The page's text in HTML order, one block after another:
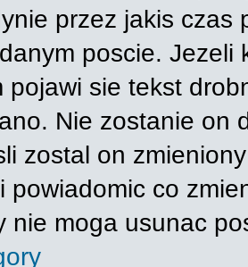
przez jakis czas
poscie. Jezeli
pojawi sie tekst
Nie zostanie on
zostal on
powiadomic co
nie moga usunac